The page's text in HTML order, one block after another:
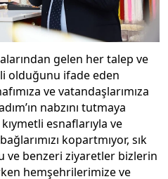
gelen her talep ve
olduğunu ifade eden
ve vatandaşlarımıza
nabzını tutmaya
esnaflarıyla ve
kopartmıyor, sık
ve benzeri ziyaretler bizlerin
hemşehrilerimize ve